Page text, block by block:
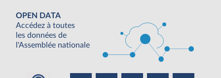
OPEN DATA
Accédez à toutes
les données de
l'Assemblée nationale